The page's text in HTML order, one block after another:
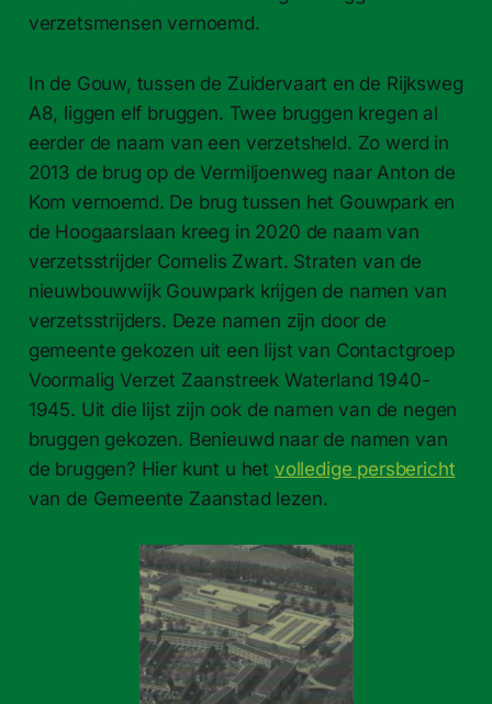
verzetsmensen vernoemd.
In de Gouw, tussen de Zuidervaart en de Rijksweg
A8, liggen elf bruggen. Twee bruggen kregen al
eerder de naam van een verzetsheld. Zo werd in
2013 de brug op de Vermiljoenweg naar Anton de
Kom vernoemd. De brug tussen het Gouwpark en
de Hoogaarslaan kreeg in 2020 de naam van
verzetsstrijder Cornelis Zwart. Straten van de
nieuwbouwwijk Gouwpark krijgen de namen van
verzetsstrijders. Deze namen zijn door de
gemeente gekozen uit een lijst van Contactgroep
Voormalig Verzet Zaanstreek Waterland 1940-
1945. Uit die lijst zijn ook de namen van de negen
bruggen gekozen. Benieuwd naar de namen van
de bruggen? Hier kunt u het volledige persbericht
van de Gemeente Zaanstad lezen.